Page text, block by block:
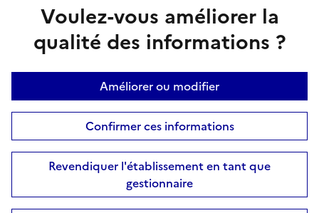
Voulez-vous améliorer la
qualité des informations ?
Améliorer ou modifier
Confirmer ces informations
Revendiquer l'établissement en tant que
gestionnaire